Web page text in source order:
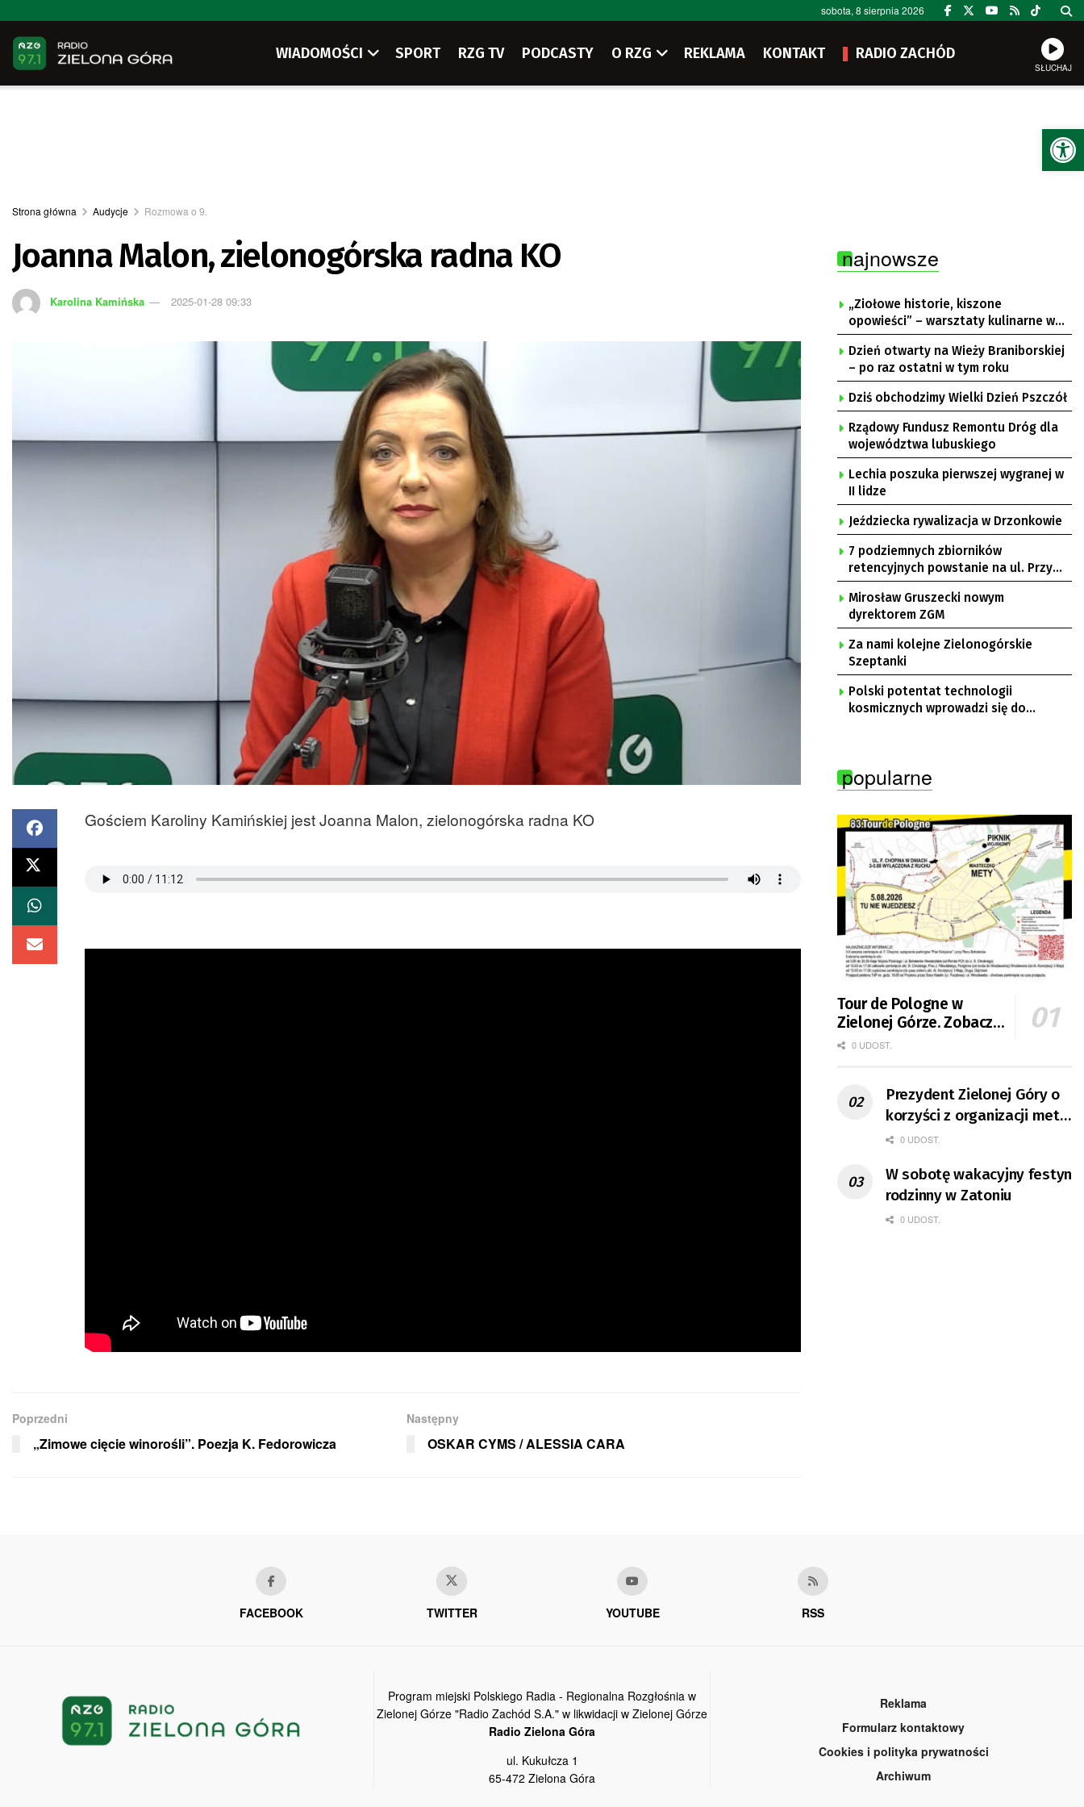
sobota, 8 sierpnia 2026
WIADOMOŚCI SPORT RZG TV PODCASTY O RZG REKLAMA KONTAKT RADIO ZACHÓD
SŁUCHAJ
Strona główna Audycje Rozmowa o 9.
Joanna Malon, zielonogórska radna KO
Karolina Kamińska 2025-01-28 09:33
Gościem Karoliny Kamińskiej jest Joanna Malon, zielonogórska radna KO
Poprzedni
„Zimowe cięcie winorośli”. Poezja K. Fedorowicza
Następny
OSKAR CYMS / ALESSIA CARA
najnowsze
„Ziołowe historie, kiszone
opowieści” – warsztaty kulinarne w
Krępie
Dzień otwarty na Wieży Braniborskiej
– po raz ostatni w tym roku
Dziś obchodzimy Wielki Dzień Pszczół
Rządowy Fundusz Remontu Dróg dla
województwa lubuskiego
Lechia poszuka pierwszej wygranej w
II lidze
Jeździecka rywalizacja w Drzonkowie
7 podziemnych zbiorników
retencyjnych powstanie na ul. Przy
Gazowni
Mirosław Gruszecki nowym
dyrektorem ZGM
Za nami kolejne Zielonogórskie
Szeptanki
Polski potentat technologii
kosmicznych wprowadzi się do
popularne
Tour de Pologne w
Zielonej Górze. Zobacz
zmiany w organizacji
0 UDOST.
Prezydent Zielonej Góry o
korzyści z organizacji mety
Tour de Pologne
0 UDOST.
W sobotę wakacyjny festyn
rodzinny w Zatoniu
0 UDOST.
FACEBOOK TWITTER YOUTUBE RSS
Program miejski Polskiego Radia - Regionalna Rozgłośnia w
Zielonej Górze "Radio Zachód S.A." w likwidacji w Zielonej Górze
Radio Zielona Góra
ul. Kukułcza 1
65-472 Zielona Góra
Reklama
Formularz kontaktowy
Cookies i polityka prywatności
Archiwum